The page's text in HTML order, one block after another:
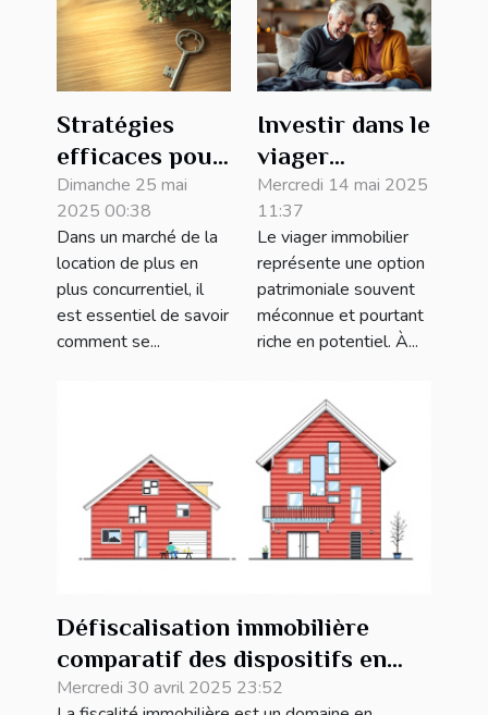
Stratégies
efficaces pour
améliorer la
visibilité de
votre annonce
de location
Dimanche 25 mai
2025 00:38
Dans un marché de la
location de plus en
plus concurrentiel, il
est essentiel de savoir
comment se...
Investir dans le
viager
immobilier en
2023
opportunités
et risques
Mercredi 14 mai 2025
11:37
Le viager immobilier
représente une option
patrimoniale souvent
méconnue et pourtant
riche en potentiel. À...
Défiscalisation immobilière
comparatif des dispositifs en
2023
Mercredi 30 avril 2025 23:52